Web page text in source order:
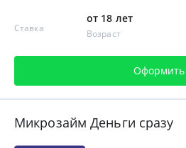
Ставка
от 18 лет
Возраст
Оформить
Микрозайм Деньги сразу